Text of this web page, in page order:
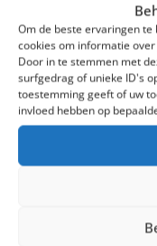
Om de beste ervaringen
cookies om informatie
Door in te stemmen met
surfgedrag of unieke ID's
toestemming geeft of uw
invloed hebben op